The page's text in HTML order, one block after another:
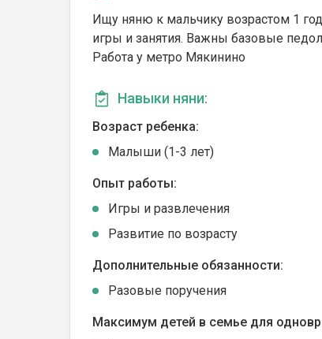
Ищу няню к мальчику возрастом 1
игры и занятия. Важны базовые
Работа у метро Мякинино
Навыки няни:
Возраст ребенка:
Малыши (1-3 лет)
Опыт работы:
Игры и развлечения
Развитие по возрасту
Дополнительные обязанности:
Разовые поручения
Максимум детей в семье для